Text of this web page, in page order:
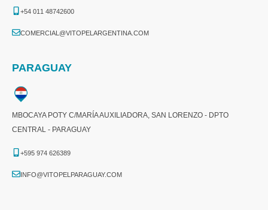
+54 011 48742600​
COMERCIAL@VITOPELARGENTINA.COM​
PARAGUAY
MBOCAYA POTY C/MARÍA AUXILIADORA, SAN LORENZO - DPTO
CENTRAL - PARAGUAY
+595 974 626389
INFO@VITOPELPARAGUAY.COM